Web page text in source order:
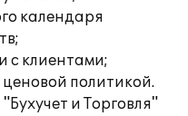
календаря
с клиентами;
политикой.
и Торговля"